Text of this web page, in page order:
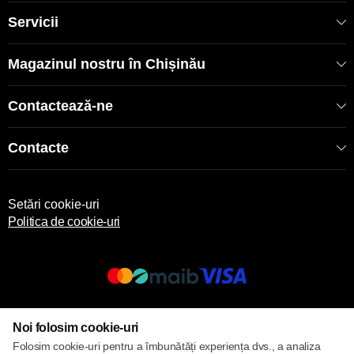
10-12 ani Livrare rapidă în toată Moldova. Consultanță
gratuită dimensionare și instalare. Garanție fabrică Ariston
5 ani rezervor. Comandați acum boilerul Ariston 50L -
calitate dovedită la preț ieftin de 4800 MDL!
Servicii
Magazinul nostru în Chișinău
Contactează-ne
Contacte
Setări cookie-uri
Politica de cookie-uri
Noi folosim cookie-uri
Folosim cookie-uri pentru a îmbunătăți experiența dvs., a analiza